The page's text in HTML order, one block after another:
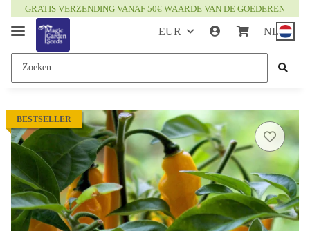
GRATIS VERZENDING VANAF 50€ WAARDE VAN DE GOEDEREN
EUR NL
BESTSELLER